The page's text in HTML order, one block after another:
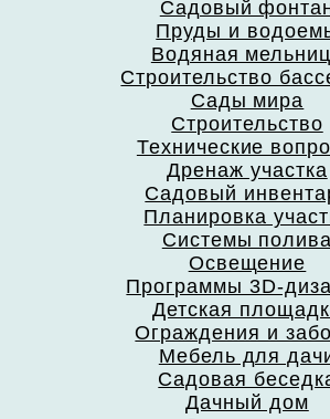
Садовый
Пруды и
Водяная
Строительство
Сады мира
Строительство
Технические
Дренаж участка
Садовый
Планировка
Системы полива
Освещение
Программы 3D-
Детская
Ограждения и
Мебель для
Садовая
Дачный дом